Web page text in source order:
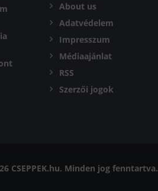
About us
Adatvédelem
Impresszum
Médiaajánlat
RSS
Szerzői jogok
CSEPPEK.hu. Minden jog fenntartva.